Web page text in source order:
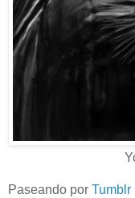
Paseando por Tumblr